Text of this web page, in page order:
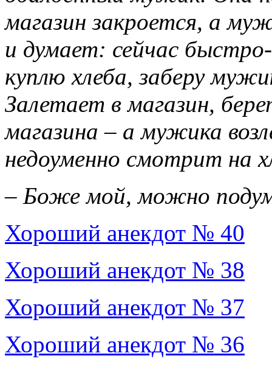
магазин закроется, а
и думает: сейчас
куплю хлеба, заберу
Залетает в магазин,
магазина – а мужика
недоуменно смотрит на
– Боже мой, можно
Хороший анекдот № 40
Хороший анекдот № 38
Хороший анекдот № 37
Хороший анекдот № 36